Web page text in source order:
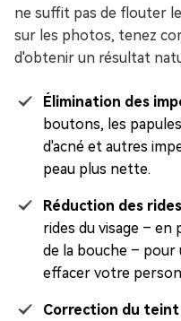
ne suffit pas de flouter
sur les photos, tenez
d'obtenir un résultat
Élimination des
boutons, les
d'acné et autres
peau plus nette.
Réduction des
rides du visage –
de la bouche – pour
effacer votre
Correction du teint